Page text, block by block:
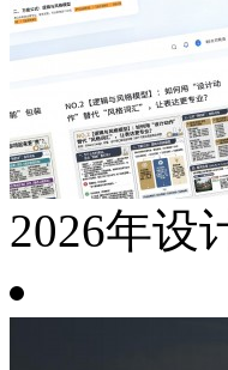
2026年设